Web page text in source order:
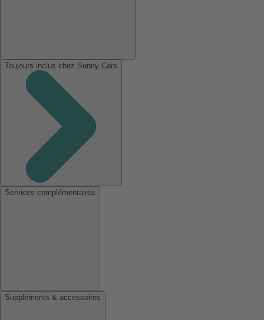
Toujours inclus chez Sunny Cars
Services complémentaires
Suppléments & accessoires